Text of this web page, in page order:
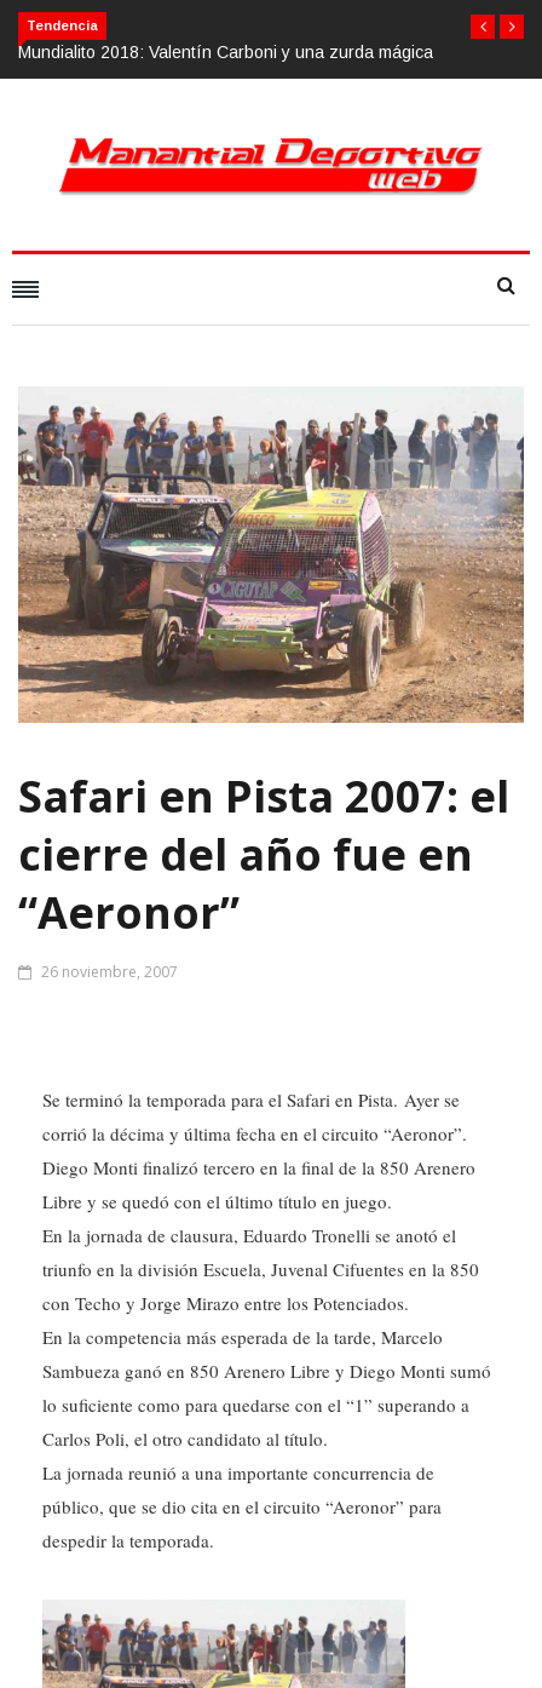
Tendencia
Mundialito 2018: Valentín Carboni y una zurda mágicaCalvario Race
Safari en Pista 2007: el
cierre del año fue en
“Aeronor”
26 noviembre, 2007
Se terminó la temporada para el Safari en Pista. Ayer se
corrió la décima y última fecha en el circuito “Aeronor”.
Diego Monti finalizó tercero en la final de la 850 Arenero
Libre y se quedó con el último título en juego.
En la jornada de clausura, Eduardo Tronelli se anotó el
triunfo en la división Escuela, Juvenal Cifuentes en la 850
con Techo y Jorge Mirazo entre los Potenciados.
En la competencia más esperada de la tarde, Marcelo
Sambueza ganó en 850 Arenero Libre y Diego Monti sumó
lo suficiente como para quedarse con el “1” superando a
Carlos Poli, el otro candidato al título.
La jornada reunió a una importante concurrencia de
público, que se dio cita en el circuito “Aeronor” para
despedir la temporada.